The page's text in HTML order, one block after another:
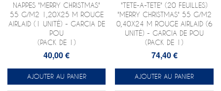
NAPPES "MERRY CHRISTMAS"
55 G/M2 1,20X25 M ROUGE
AIRLAID (1 UNITÉ) - GARCIA DE
POU
(PACK DE 1)
40,00 €
AJOUTER AU PANIER
"TETE-A-TETE" (20 FEUILLES)
"MERRY CHRISTMAS" 55 G/M2
0,40X24 M ROUGE AIRLAID (6
UNITÉ) - GARCIA DE POU
(PACK DE 1)
74,40 €
AJOUTER AU PANIER